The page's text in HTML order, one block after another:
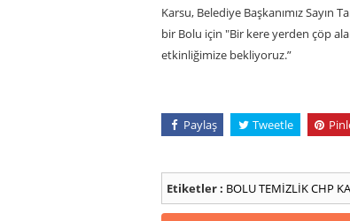
Karsu, Belediye Başkanımız Sayın
bir Bolu için "Bir kere yerden çöp
etkinliğimize bekliyoruz.”
Paylaş Tweetle
Etiketler : BOLUTEMİZLİKCHP